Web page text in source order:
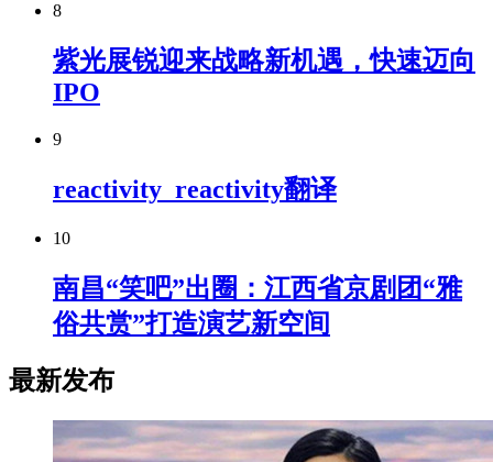
8
紫光展锐迎来战略新机遇，快速迈向
IPO
9
reactivity_reactivity翻译
10
南昌“笑吧”出圈：江西省京剧团“雅
俗共赏”打造演艺新空间
最新发布